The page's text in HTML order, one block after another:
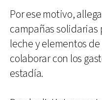
Por ese motivo,
campañas solidarias
leche y elementos
colaborar con los
estadía.